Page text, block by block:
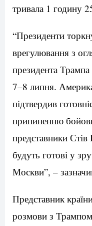
тривала 1 годину
“Президенти
врегулювання з
президента
7–8 липня.
підтвердив
припиненню
представники
будуть готові у
Москви”, –
Представник
розмови з